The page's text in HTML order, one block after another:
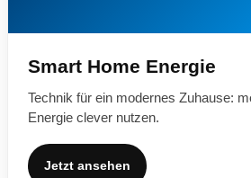
Smart Home Energie
Technik für ein modernes Zuhause:
Energie clever nutzen.
Jetzt ansehen